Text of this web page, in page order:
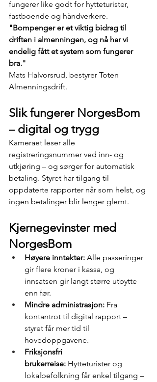
fungerer like godt for hytteturister,
fastboende og håndverkere.
"Bompenger er et viktig bidrag til
driften i almenningen, og nå har vi
endelig fått et system som fungerer
bra."​
Mats Halvorsrud, bestyrer Toten
Almenningsdrift.
Slik fungerer NorgesBom
– digital og trygg
Kameraet leser alle
registreringsnummer ved inn- og
utkjøring – og sørger for automatisk
betaling. Styret har tilgang til
oppdaterte rapporter når som helst, og
ingen betalinger blir lenger glemt.
Kjernegevinster med
NorgesBom
Høyere inntekter: Alle passeringer
gir flere kroner i kassa, og
innsatsen gir langt større utbytte
enn før.
Mindre administrasjon: Fra
kontantrot til digital rapport –
styret får mer tid til
hovedoppgavene.
Friksjonsfri
brukerreise: Hytteturister og
lokalbefolkning får enkel tilgang –